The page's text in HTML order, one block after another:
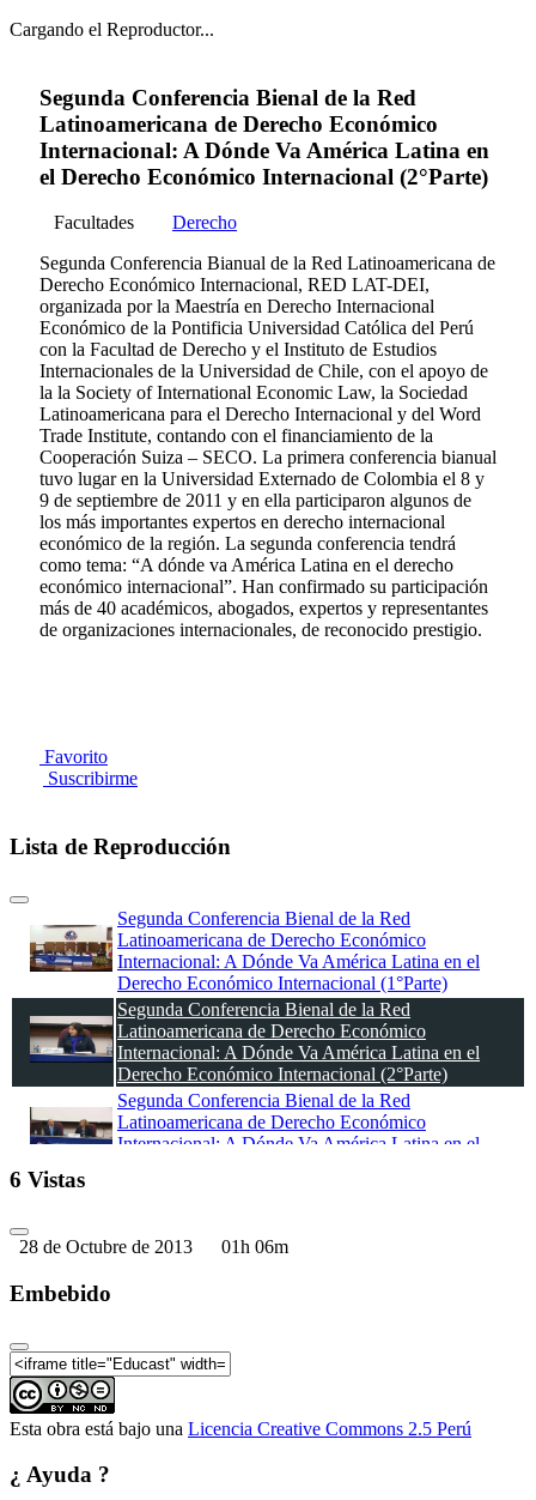
Cargando el Reproductor...
Segunda Conferencia Bienal de la Red
Latinoamericana de Derecho Económico
Internacional: A Dónde Va América Latina en
el Derecho Económico Internacional (2°Parte)
Facultades
Derecho
Segunda Conferencia Bianual de la Red Latinoamericana de
Derecho Económico Internacional, RED LAT-DEI,
organizada por la Maestría en Derecho Internacional
Económico de la Pontificia Universidad Católica del Perú
con la Facultad de Derecho y el Instituto de Estudios
Internacionales de la Universidad de Chile, con el apoyo de
la la Society of International Economic Law, la Sociedad
Latinoamericana para el Derecho Internacional y del Word
Trade Institute, contando con el financiamiento de la
Cooperación Suiza – SECO. La primera conferencia bianual
tuvo lugar en la Universidad Externado de Colombia el 8 y
9 de septiembre de 2011 y en ella participaron algunos de
los más importantes expertos en derecho internacional
económico de la región. La segunda conferencia tendrá
como tema: “A dónde va América Latina en el derecho
económico internacional”. Han confirmado su participación
más de 40 académicos, abogados, expertos y representantes
de organizaciones internacionales, de reconocido prestigio.
Favorito
Suscribirme
Lista de Reproducción
Segunda Conferencia Bienal de la Red
Latinoamericana de Derecho Económico
Internacional: A Dónde Va América Latina en el
Derecho Económico Internacional (1°Parte)
Segunda Conferencia Bienal de la Red
Latinoamericana de Derecho Económico
Internacional: A Dónde Va América Latina en el
Derecho Económico Internacional (2°Parte)
Segunda Conferencia Bienal de la Red
Latinoamericana de Derecho Económico
Internacional: A Dónde Va América Latina en el
Derecho Económico Internacional (4°Parte)
Derecho Económico Internacional (5°Parte)
Segunda Conferencia Bienal de la Red
Internacional: A Dónde Va América Latina en el
Derecho Económico Internacional (6°Parte)
6 Vistas
28 de Octubre de 2013 01h 06m
Embebido
Esta obra está bajo una Licencia Creative Commons 2.5 Perú
¿ Ayuda ?